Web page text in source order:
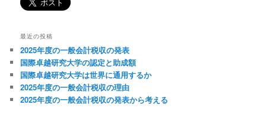
最近の投稿
2025年度の一般会計税収の発表
国際卓越研究大学の認定と助成額
国際卓越研究大学は世界に通用するか
2025年度の一般会計税収の理由
2025年度の一般会計税収の発表から考える